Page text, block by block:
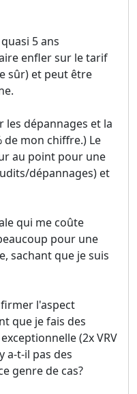
5 ans
enfler sur le tarif
sûr) et peut être
les dépannages et la
de mon chiffre.) Le
au point pour une
dépannages) et
qui me coûte
pour une
sachant que je suis
l'aspect
que je fais des
(2x VRV
a-t-il pas des
genre de cas?